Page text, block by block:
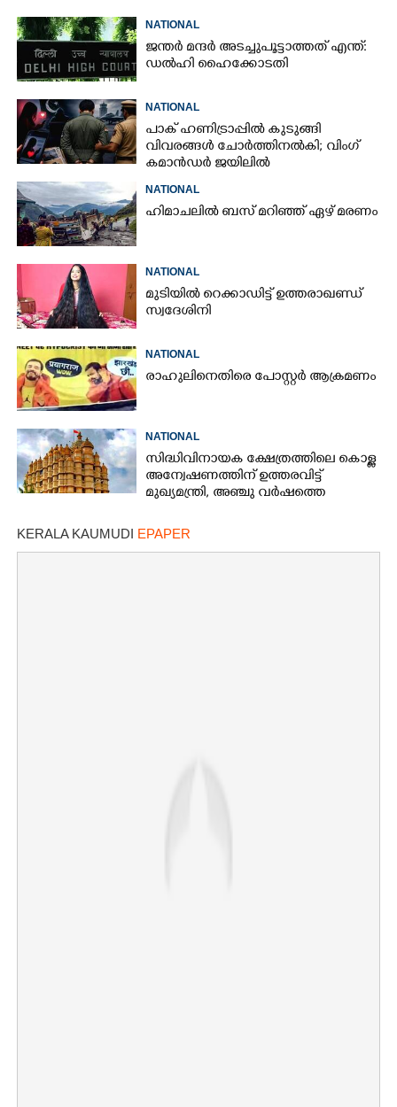
NATIONAL
ജന്ത‌‌ർ മന്ദർ അടച്ചുപൂട്ടാത്തത് എന്ത്:
ഡൽഹി ഹൈക്കോടതി
NATIONAL
പാക് ഹണിട്രാപ്പിൽ കുടുങ്ങി
വിവരങ്ങൾ ചോർത്തിനൽകി;​ വിംഗ്
കമാൻഡർ ജയിലിൽ
NATIONAL
ഹിമാചലിൽ ബസ് മറിഞ്ഞ് ഏഴ് മരണം
NATIONAL
മുടിയിൽ റെക്കാഡിട്ട് ഉത്തരാഖണ്ഡ്
സ്വദേശിനി
NATIONAL
രാഹുലിനെതിരെ പോസ്റ്റർ ആക്രമണം
NATIONAL
സിദ്ധിവിനായക ക്ഷേത്രത്തിലെ കൊള്ള
അന്വേഷണത്തിന് ഉത്തരവിട്ട്
മുഖ്യമന്ത്രി, അഞ്ചു വർഷത്തെ
KERALA KAUMUDI EPAPER